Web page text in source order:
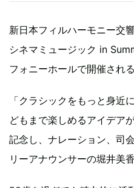
新日本フィルハーモニー交
シネマミュージック in
フォニーホールで開催される
「クラシックをもっと身近
どもまで楽しめるアイデア
記念し、ナレーション、司
リーアナウンサーの堀井美